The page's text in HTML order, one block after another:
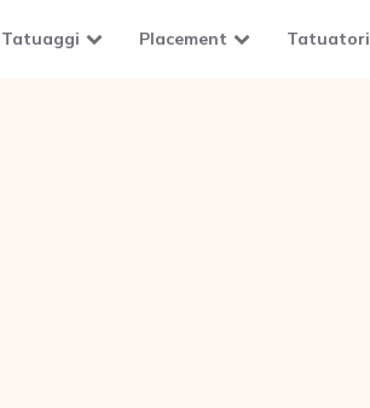
Tatuaggi Placement Tatuatori